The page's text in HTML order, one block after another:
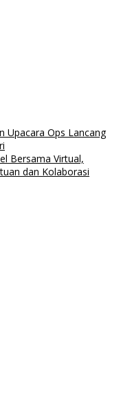
Upacara Ops Lancang
Bersama Virtual,
dan Kolaborasi